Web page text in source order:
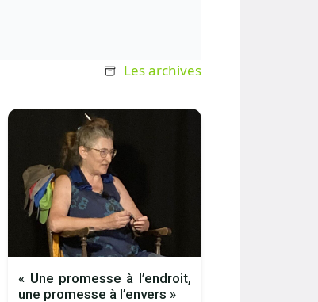
Les archives
« Une promesse à l’endroit,
une promesse à l’envers »